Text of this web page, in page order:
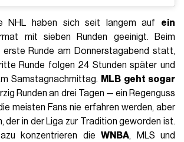
NHL haben sich seit langem auf ein
mit sieben Runden geeinigt. Beim
erste Runde am Donnerstagabend statt,
Runde folgen 24 Stunden später und
Samstagnachmittag. MLB geht sogar
Runden an drei Tagen — ein Regenguss
meisten Fans nie erfahren werden, aber
der in der Liga zur Tradition geworden ist.
konzentrieren dieWNBA, MLS und